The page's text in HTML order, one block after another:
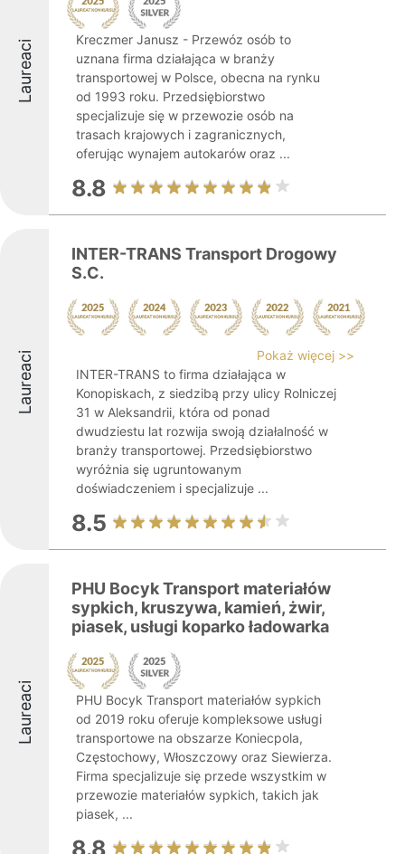
Laureaci
Kreczmer Janusz - Przewóz osób to
uznana firma działająca w branży
transportowej w Polsce, obecna na rynku
od 1993 roku. Przedsiębiorstwo
specjalizuje się w przewozie osób na
trasach krajowych i zagranicznych,
oferując wynajem autokarów oraz ...
8.8
Laureaci
INTER-TRANS Transport Drogowy
S.C.
Pokaż więcej >>
INTER-TRANS to firma działająca w
Konopiskach, z siedzibą przy ulicy Rolniczej
31 w Aleksandrii, która od ponad
dwudziestu lat rozwija swoją działalność w
branży transportowej. Przedsiębiorstwo
wyróżnia się ugruntowanym
doświadczeniem i specjalizuje ...
8.5
Laureaci
PHU Bocyk Transport materiałów
sypkich, kruszywa, kamień, żwir,
piasek, usługi koparko ładowarka
PHU Bocyk Transport materiałów sypkich
od 2019 roku oferuje kompleksowe usługi
transportowe na obszarze Koniecpola,
Częstochowy, Włoszczowy oraz Siewierza.
Firma specjalizuje się przede wszystkim w
przewozie materiałów sypkich, takich jak
piasek, ...
8.8